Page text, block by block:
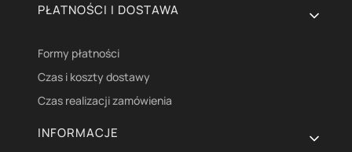
PŁATNOŚCI I DOSTAWA
Formy płatności
Czas i koszty dostawy
Czas realizacji zamówienia
INFORMACJE